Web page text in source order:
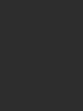
• Powered by